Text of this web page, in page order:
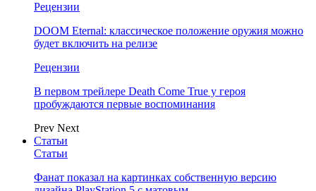
Рецензии
DOOM Eternal: классическое положение оружия можно
будет включить на релизе
Рецензии
В первом трейлере Death Come True у героя
пробуждаются первые воспоминания
Prev Next
Статьи
Статьи
Фанат показал на картинках собственную версию